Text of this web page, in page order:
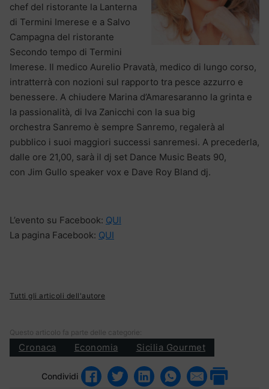
chef del ristorante la Lanterna
di Termini Imerese e a Salvo
Campagna del ristorante
Secondo tempo di Termini
Imerese. Il medico Aurelio Pravatà, medico di lungo corso,
intratterrà con nozioni sul rapporto tra pesce azzurro e
benessere. A chiudere Marina d’Amaresaranno la grinta e
la passionalità, di Iva Zanicchi con la sua big
orchestra Sanremo è sempre Sanremo, regalerà al
pubblico i suoi maggiori successi sanremesi. A precederla,
dalle ore 21,00, sarà il dj set Dance Music Beats 90,
con Jim Gullo speaker vox e Dave Roy Bland dj.
L’evento su Facebook: QUI
La pagina Facebook: QUI
Tutti gli articoli dell'autore
Questo articolo fa parte delle categorie:
Cronaca Economia Sicilia Gourmet
Condividi